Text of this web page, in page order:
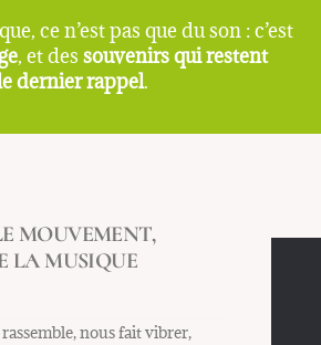
ce n’est pas que du son : c’est
, et des souvenirs qui restent
dernier rappel.
MOUVEMENT,
LA MUSIQUE
nous fait vibrer,